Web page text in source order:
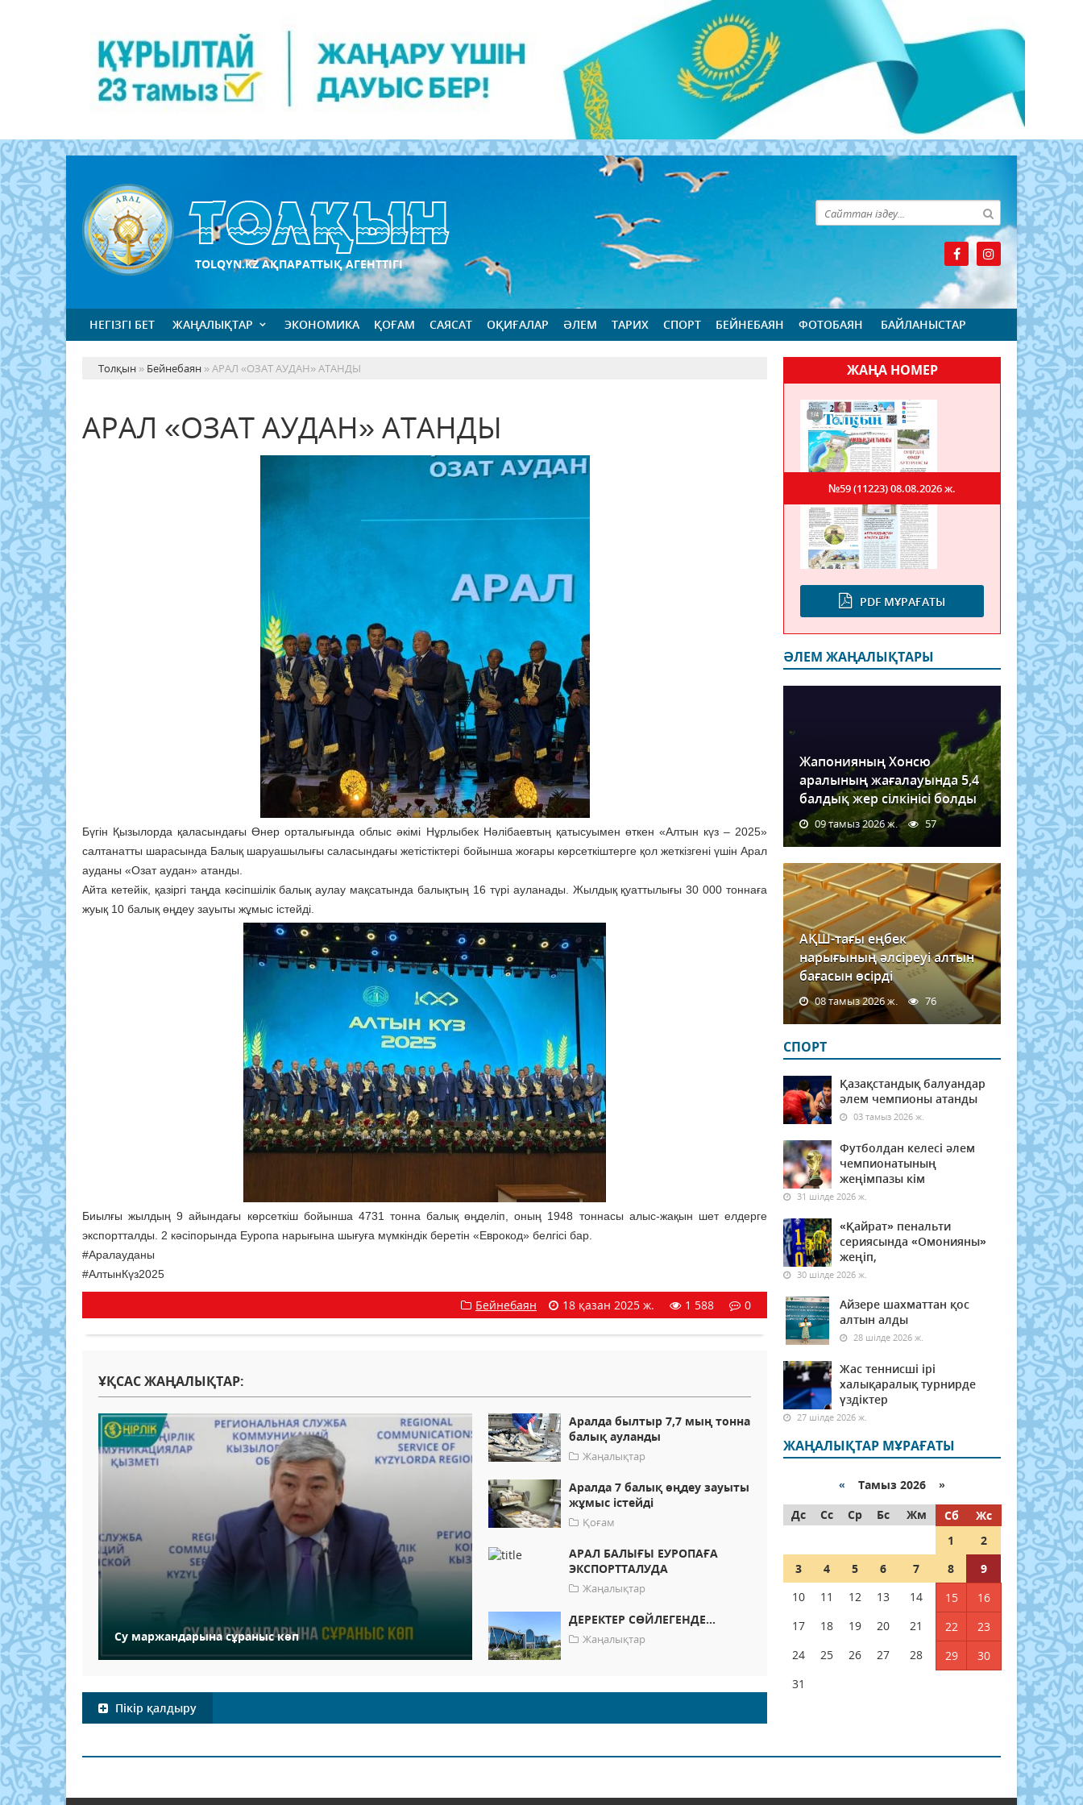
TOLQYN.KZ АҚПАРАТТЫҚ АГЕНТТІГІ
НЕГІЗГІ БЕТ ЖАҢАЛЫҚТАР ЭКОНОМИКА ҚОҒАМ САЯСАТ ОҚИҒАЛАР ӘЛЕМ ТАРИХ СПОРТ БЕЙНЕБАЯН ФОТОБАЯН БАЙЛАНЫСТАР
Толқын » Бейнебаян » АРАЛ «ОЗАТ АУДАН» АТАНДЫ
АРАЛ «ОЗАТ АУДАН» АТАНДЫ
Бүгін Қызылорда қаласындағы Өнер орталығында облыс әкімі Нұрлыбек Нәлібаевтың қатысуымен өткен «Алтын күз – 2025»
салтанатты шарасында Балық шаруашылығы саласындағы жетістіктері бойынша жоғары көрсеткіштерге қол жеткізгені үшін Арал
ауданы «Озат аудан» атанды.
Айта кетейік, қазіргі таңда кәсіпшілік балық аулау мақсатында балықтың 16 түрі ауланады. Жылдық қуаттылығы 30 000 тоннаға
жуық 10 балық өңдеу зауыты жұмыс істейді.
Биылғы жылдың 9 айындағы көрсеткіш бойынша 4731 тонна балық өңделіп, оның 1948 тоннасы алыс-жақын шет елдерге
экспортталды. 2 кәсіпорында Еуропа нарығына шығуға мүмкіндік беретін «Еврокод» белгісі бар.
#Аралауданы
#АлтынКүз2025
Бейнебаян 18 қазан 2025 ж. 1 588 0
ҰҚСАС ЖАҢАЛЫҚТАР:
Су маржандарына сұраныс көп
Аралда былтыр 7,7 мың тонна
балық ауланды
Жаңалықтар
Аралда 7 балық өңдеу зауыты
жұмыс істейді
Қоғам
АРАЛ БАЛЫҒЫ ЕУРОПАҒА
ЭКСПОРТТАЛУДА
Жаңалықтар
ДЕРЕКТЕР СӨЙЛЕГЕНДЕ...
Жаңалықтар
Пікір қалдыру
ЖАҢА НОМЕР
PDF МҰРАҒАТЫ
№59 (11223)08.08.2026 ж.
ӘЛЕМ ЖАҢАЛЫҚТАРЫ
Жапонияның Хонсю
аралының жағалауында 5,4
балдық жер сілкінісі болды
09 тамыз 2026 ж. 57
АҚШ-тағы еңбек
нарығының әлсіреуі алтын
бағасын өсірді
08 тамыз 2026 ж. 76
СПОРТ
Қазақстандық балуандар
әлем чемпионы атанды
03 тамыз 2026 ж.
Футболдан келесі әлем
чемпионатының
жеңімпазы кім
31 шілде 2026 ж.
«Қайрат» пенальти
сериясында «Омонияны»
жеңіп,
30 шілде 2026 ж.
Айзере шахматтан қос
алтын алды
28 шілде 2026 ж.
Жас теннисші ірі
халықаралық турнирде
үздіктер
27 шілде 2026 ж.
ЖАҢАЛЫҚТАР МҰРАҒАТЫ
« Тамыз 2026 »
Дс
Сс Ср Бс Жм Сб
Жс
1
2
3
4 5 6 7 8
9
10
11 12 13 14 15
16
17
18 19 20 21 22
23
24
25 26 27 28 29
30
31